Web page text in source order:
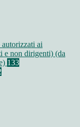
ai
e non dirigenti) (da
133